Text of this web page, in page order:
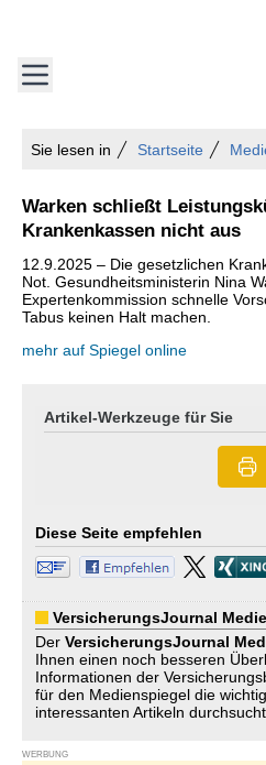
Sie lesen in Startseite
Warken schließt
Krankenkassen nicht aus
12.9.2025 – Die gesetzlichen
Not. Gesundheitsministerin Nina
Expertenkommission schnelle
Tabus keinen Halt machen.
mehr auf Spiegel online
Artikel-Werkzeuge für Sie
Diese Seite empfehlen
VersicherungsJournal
Der VersicherungsJournal
Ihnen einen noch besseren
Informationen der
für den Medienspiegel die
interessanten Artikeln durchsucht.
WERBUNG